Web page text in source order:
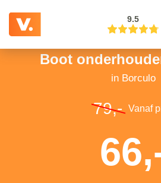
9.5
Boot
in Borculo
79,- Vanaf